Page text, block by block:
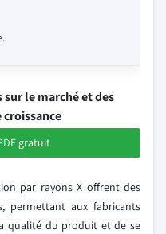
le marché et des
gratuit
par rayons X offrent des
permettant aux fabricants
qualité du produit et de se